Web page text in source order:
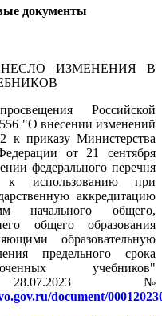
документы
ИЗМЕНЕНИЯ В
Российской
"О внесении изменений
Министерства
от 21 сентября
федерального перечня
к использованию при
аккредитацию
начального общего,
общего образования
образовательную
предельного срока
учебников"
28.07.2023 №
document/